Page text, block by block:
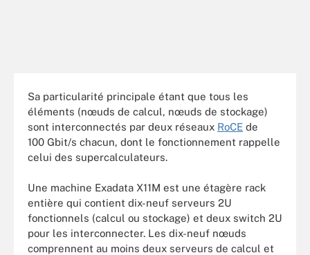
Sa particularité principale étant que tous les
éléments (nœuds de calcul, nœuds de stockage)
sont interconnectés par deux réseaux RoCE de
100 Gbit/s chacun, dont le fonctionnement rappelle
celui des supercalculateurs.
Une machine Exadata X11M est une étagère rack
entière qui contient dix-neuf serveurs 2U
fonctionnels (calcul ou stockage) et deux switch 2U
pour les interconnecter. Les dix-neuf nœuds
comprennent au moins deux serveurs de calcul et